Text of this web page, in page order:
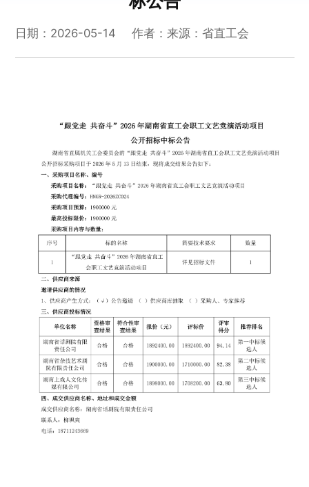
日期：2026-05-14 作者： 来源：省直工会